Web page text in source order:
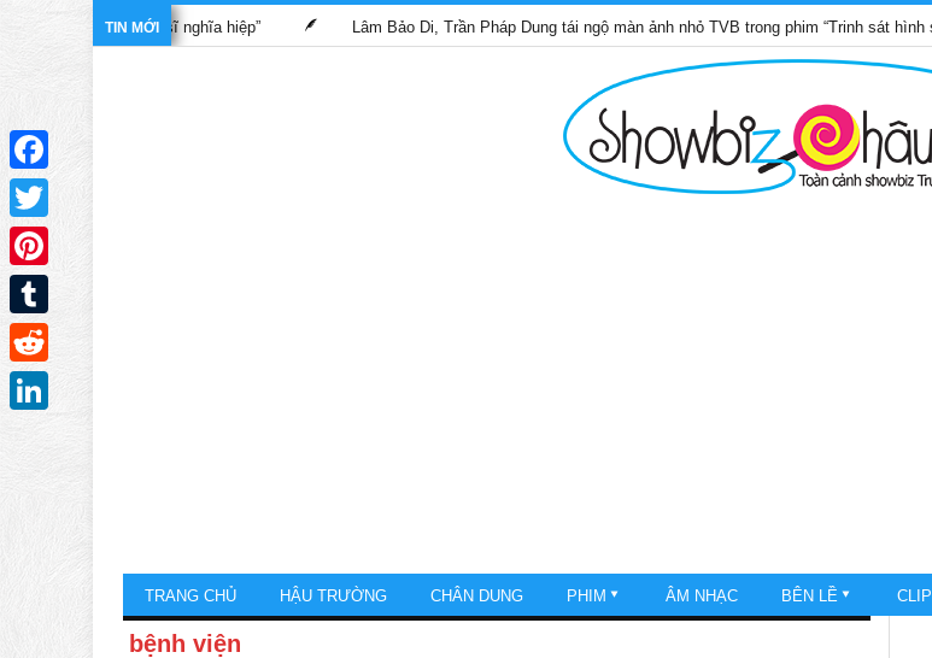
TIN MỚI
phim “Bác sĩ nghĩa hiệp” Lâm Bảo Di, Trần Pháp Dung tái ngộ màn ảnh nhỏ TVB trong phim “Trinh sát hình sự 12”
TRANG CHỦ HẬU TRƯỜNG CHÂN DUNG PHIM ÂM NHẠC BÊN LỀ CLIP
bệnh viện
Facebook
Twitter
Pinterest
Tumblr
Reddit